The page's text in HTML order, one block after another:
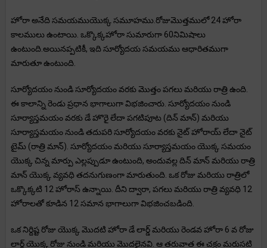
హోరా అనేది సమయముయొక్క సమూహము.రోజుమొత్తములో 24 హోరా
కాలములు ఉంటాయి. ఒక్కొక్కహోరా సుమారుగా 60నిమిషాలు
ఉంటుంది.అయినప్పటికీ, ఇది సూర్యోదయ సమయము ఆధారితముగా
మారుతూ ఉంటుంది.
సూర్యోదయం నుండి సూర్యోదయం వరకు మొత్తం పగలు మరియు రాత్రి ఉంది.
ఈ కాలాన్ని రెండు ప్రధాన భాగాలుగా విభజించారు. సూర్యోదయం నుండి
సూర్యాస్తమయం వరకు డే హొరై లేదా పగటిపూట (దిన్ మాన్) మరియు
సూర్యాస్తమయం నుండి తదుపరి సూర్యోదయం వరకు నైట్ హోరాయ్ లేదా నైట్
టైమ్ (రాత్రి మాన్). సూర్యోదయం మరియు సూర్యాస్తమయం యొక్క సమయం
యొక్క చిన్న మార్పు ఎల్లప్పుడూ ఉంటుంది, అందువల్ల దిన్ మాన్ మరియు రాత్రి
మాన్ యొక్క వ్యవధి తదనుగుణంగా మారుతుంది. ఒక రోజు మరియు రాత్రిలో
ఒక్కొక్కటి 12 హోరాస్ ఉన్నాయి. దీని ద్వారా, పగలు మరియు రాత్రి వ్యవధి 12
హోరాలతో కూడిన 12 సమాన భాగాలుగా విభజించబడింది.
ఒక నిర్దిష్ట రోజు యొక్క మొదటి హోరా డే లార్డ్ మరియు రెండవ హోరా 6 వ రోజు
లార్డ్ యొక్క రోజు నుండి మరియు మొదలైనవి. ఆ తరువాత ఈ చక్రం మరుసటి